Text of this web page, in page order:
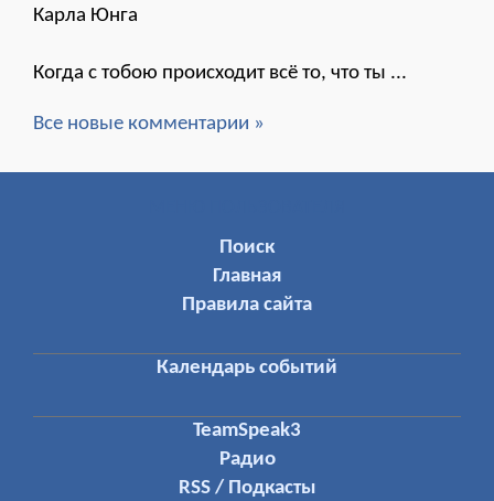
Карла Юнга
Когда с тобою происходит всё то, что ты ...
Все новые комментарии »
Поиск
Главная
Правила сайта
Календарь событий
TeamSpeak3
Радио
RSS / Подкасты